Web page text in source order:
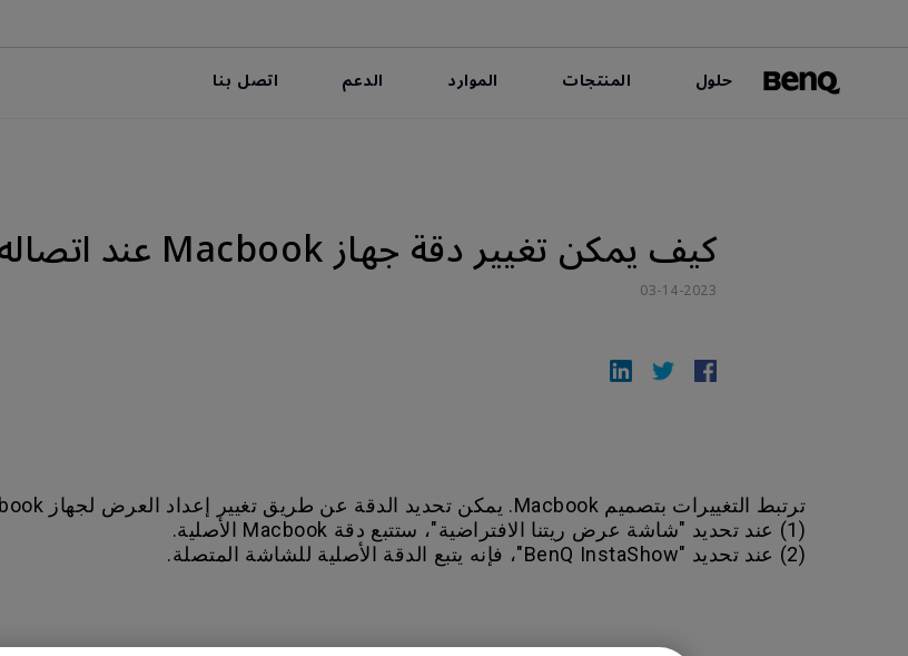
حلول المنتجات الموارد الدعم اتصل بنا
كيف يمكن تغيير دقة جهاز Macbook عند اتصاله بـِ InstaShow؟
03-14-2023
ترتبط التغييرات بتصميم Macbook. يمكن تحديد الدقة عن طريق تغيير إعداد العرض لجهاز Macbook:
(1) عند تحديد "شاشة عرض ريتنا الافتراضية"، ستتبع دقة Macbook الأصلية.
(2) عند تحديد "BenQ InstaShow"، فإنه يتبع الدقة الأصلية للشاشة المتصلة.